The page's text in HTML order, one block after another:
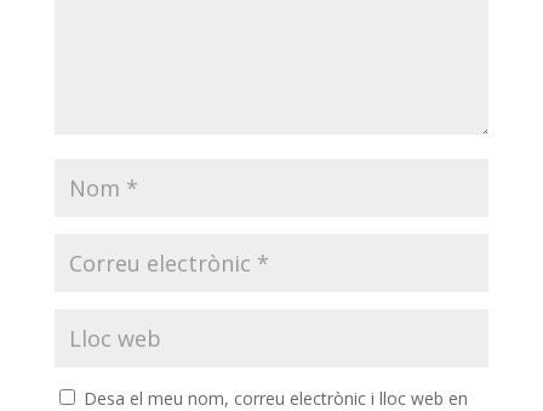
Desa el meu nom, correu electrònic i lloc web en